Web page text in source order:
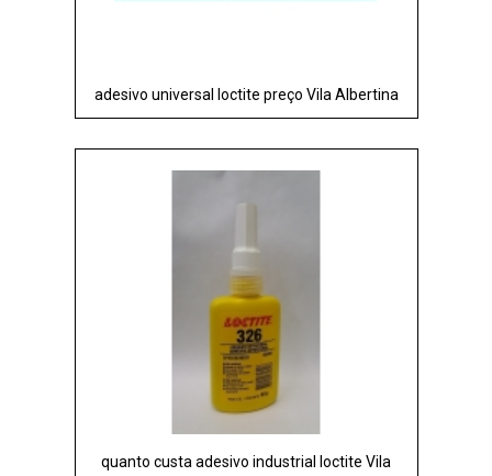
adesivo universal loctite preço Vila Albertina
quanto custa adesivo industrial loctite Vila